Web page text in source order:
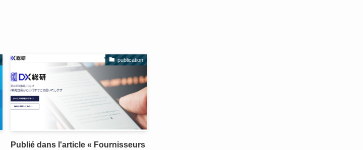
publication
Publié dans l'article « Fournisseurs